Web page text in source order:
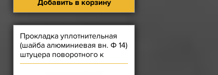
Добавить в корзину
Прокладка уплотнительная
(шайба алюминиевая вн. Ф 14)
штуцера поворотного к
топливному фильтр